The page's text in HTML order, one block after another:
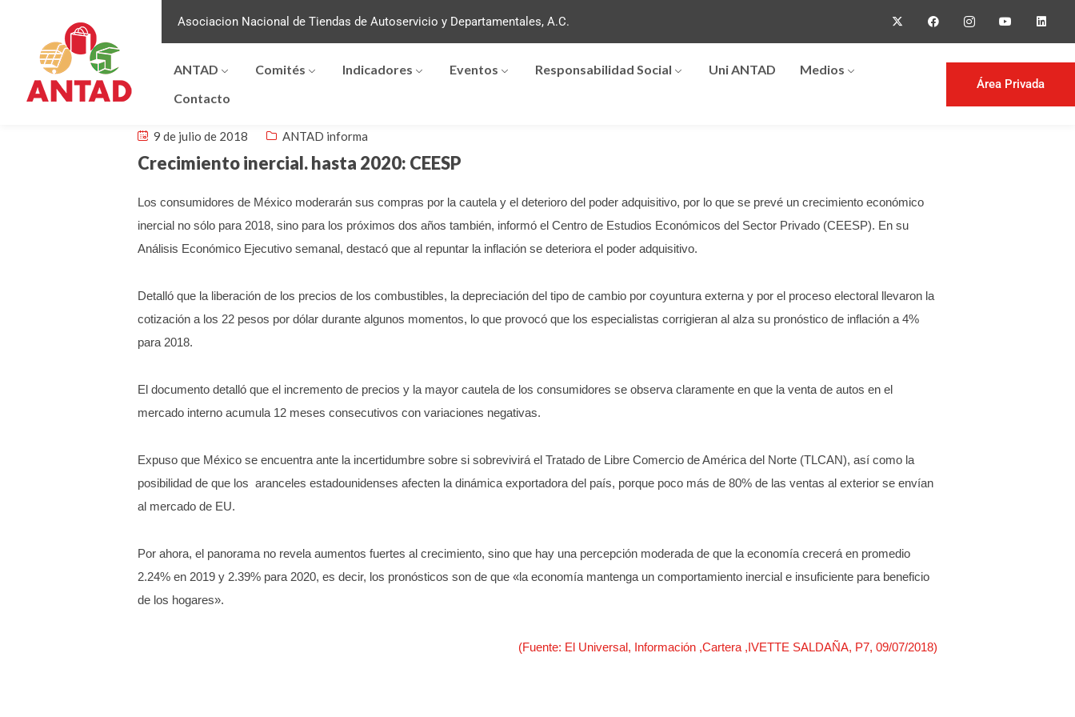
Asociacion Nacional de Tiendas de Autoservicio y Departamentales, A.C.
ANTAD Comités Indicadores Eventos Responsabilidad Social Uni ANTAD
Medios
Contacto
Área Privada
9 de julio de 2018 ANTAD informa
Crecimiento inercial. hasta 2020: CEESP
Los consumidores de México moderarán sus compras por la cautela y el deterioro del poder adquisitivo, por lo que se prevé un crecimiento económico
inercial no sólo para 2018, sino para los próximos dos años también, informó el Centro de Estudios Económicos del Sector Privado (CEESP). En su
Análisis Económico Ejecutivo semanal, destacó que al repuntar la inflación se deteriora el poder adquisitivo.
Detalló que la liberación de los precios de los combustibles, la depreciación del tipo de cambio por coyuntura externa y por el proceso electoral llevaron la
cotización a los 22 pesos por dólar durante algunos momentos, lo que provocó que los especialistas corrigieran al alza su pronóstico de inflación a 4%
para 2018.
El documento detalló que el incremento de precios y la mayor cautela de los consumidores se observa claramente en que la venta de autos en el
mercado interno acumula 12 meses consecutivos con variaciones negativas.
Expuso que México se encuentra ante la incertidumbre sobre si sobrevivirá el Tratado de Libre Comercio de América del Norte (TLCAN), así como la
posibilidad de que los aranceles estadounidenses afecten la dinámica exportadora del país, porque poco más de 80% de las ventas al exterior se envían
al mercado de EU.
Por ahora, el panorama no revela aumentos fuertes al crecimiento, sino que hay una percepción moderada de que la economía crecerá en promedio
2.24% en 2019 y 2.39% para 2020, es decir, los pronósticos son de que «la economía mantenga un comportamiento inercial e insuficiente para beneficio
de los hogares».
(Fuente: El Universal, Información ,Cartera ,IVETTE SALDAÑA, P7, 09/07/2018)